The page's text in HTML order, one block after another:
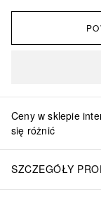
Ceny w sklepie
się różnić
SZCZEGÓŁY